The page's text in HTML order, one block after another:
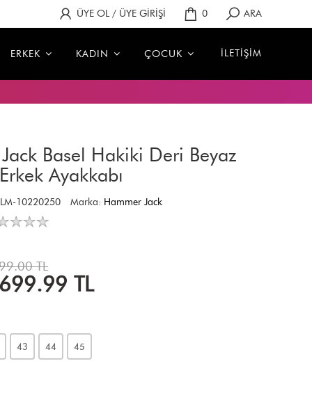
ÜYE OL / ÜYE GİRİŞİ 0 ARA
ERKEK KADIN ÇOCUK İLETİŞİM
Basel Hakiki Deri Beyaz
Ayakkabı
10220250 Marka: Hammer Jack
TL
TL
43 44 45